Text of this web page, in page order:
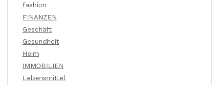
fashion
FINANZEN
Geschäft
Gesundheit
Heim
IMMOBILIEN
Lebensmittel